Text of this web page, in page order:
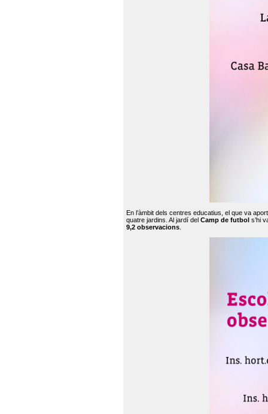
En l’àmbit dels centres educatius, el que va
quatre jardins. Al jardí del Camp de futbol s’hi
9,2 observacions